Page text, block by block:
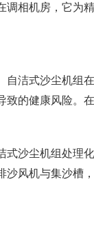
相机房，它为
洁式沙尘机
的健康风险。
沙尘机组处
风机与集沙槽